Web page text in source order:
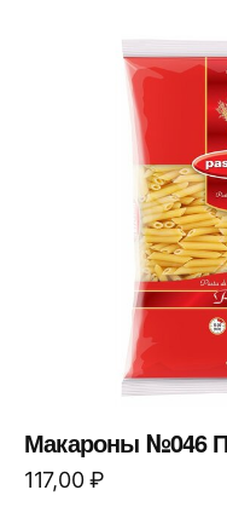
Макароны №046
117,00₽